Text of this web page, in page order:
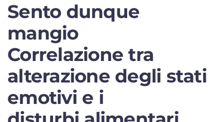
Sento dunque
mangio
Correlazione tra
alterazione degli stati
emotivi e i